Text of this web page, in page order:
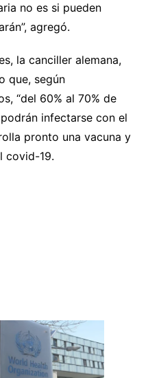
no es si pueden
agregó.
la canciller alemana,
que, según
“del 60% al 70% de
infectarse con el
pronto una vacuna y
covid-19.